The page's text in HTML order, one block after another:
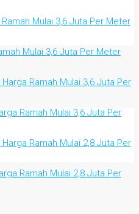
Mulai 3,6 Juta Per Meter
Ramah Mulai 3,6 Juta Per
Ramah Mulai 2,8 Juta Per